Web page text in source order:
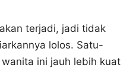
terjadi, jadi tidak
lolos. Satu-
ini jauh lebih kuat